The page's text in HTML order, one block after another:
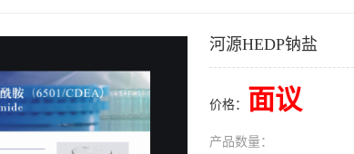
河源HEDP钠盐
价格： 面议
产品数量：